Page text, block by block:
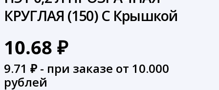
КРУГЛАЯ (150) С Крышкой
10.68 ₽
9.71 ₽ - при заказе от 10.000
рублей